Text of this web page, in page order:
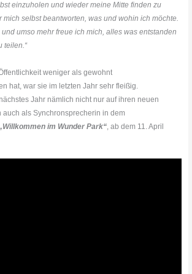
einzuholen und wieder meine Mitte finden zu
mich selbst beantworten, was und wohin ich möchte.
umso mehr freue ich mich, alles was entstanden
teilen.“
weniger als gewohnt
hat, war sie im letzten Jahr sehr fleißig.
Jahr nämlich nicht nur auf ihren neuen
auch als Synchronsprecherin in dem
im Wunder Park“, ab dem 11. April